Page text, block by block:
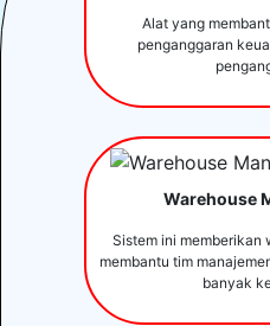
Alat yang
penganggaran
Warehouse
Sistem ini memberikan
membantu tim
banyak